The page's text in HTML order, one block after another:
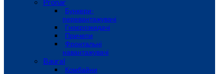
Бункери-
перевантажувачі
Гноєрозкидачі
Причепи
Фронтальні
навантажувачі
Baural
Комбайни